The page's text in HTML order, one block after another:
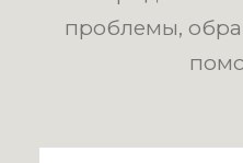
проблемы,